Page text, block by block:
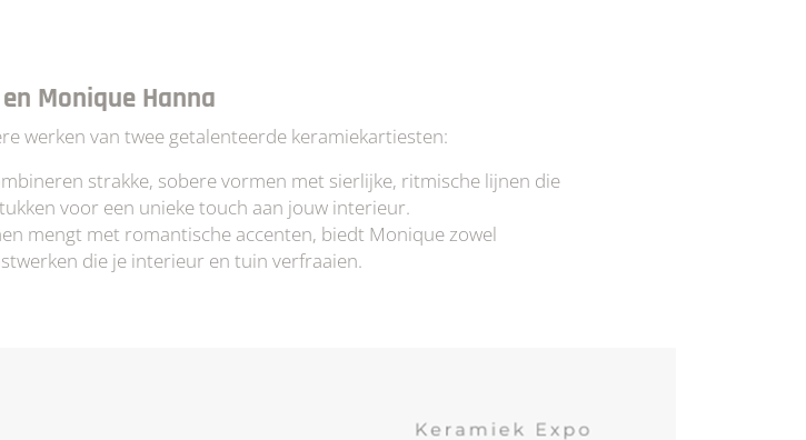
Monique Hanna
werken van twee getalenteerde keramiekartiesten:
strakke, sobere vormen met sierlijke, ritmische lijnen die
voor een unieke touch aan jouw interieur.
mengt met romantische accenten, biedt Monique zowel
die je interieur en tuin verfraaien.